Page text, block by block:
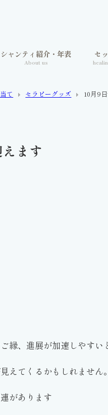
シャンティ紹介・年表
About us
セ
て セラピーグッズ 10月9
ます
縁、進展が加速しやすい
えてくるかもしれません。
があります